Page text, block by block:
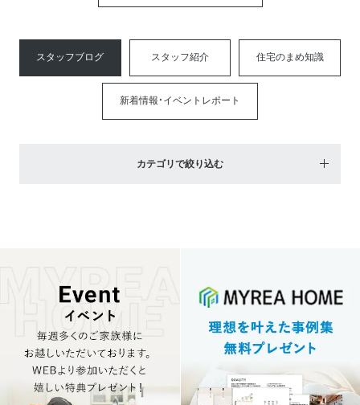
スタッフブログ スタッフ紹介 住宅のまめ知識
新着情報・イベントレポート
カテゴリで絞り込む